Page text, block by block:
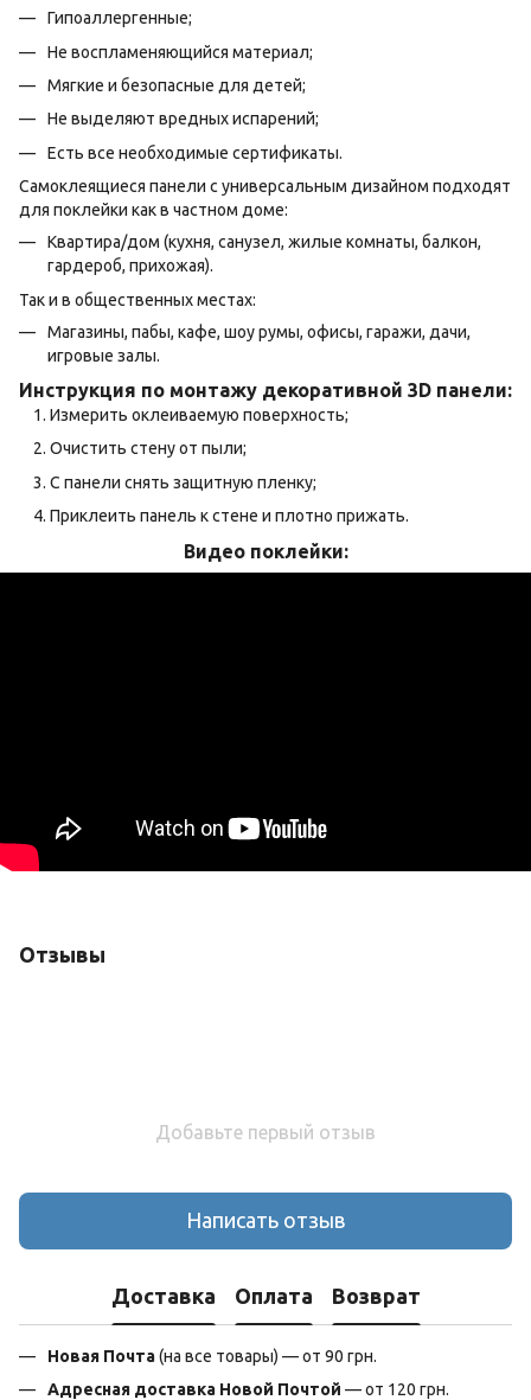
Гипоаллергенные;
Не воспламеняющийся материал;
Мягкие и безопасные для детей;
Не выделяют вредных испарений;
Есть все необходимые сертификаты.
Самоклеящиеся панели с универсальным дизайном подходят
для поклейки как в частном доме:
Квартира/дом (кухня, санузел, жилые комнаты, балкон,
гардероб, прихожая).
Так и в общественных местах:
Магазины, пабы, кафе, шоу румы, офисы, гаражи, дачи,
игровые залы.
Инструкция по монтажу декоративной 3D панели:
Измерить оклеиваемую поверхность;
Очистить стену от пыли;
С панели снять защитную пленку;
Приклеить панель к стене и плотно прижать.
Видео поклейки:
Отзывы
Добавьте первый отзыв
Написать отзыв
Доставка Оплата Возврат
Новая Почта(на все товары) — от 90 грн.
Адресная доставка Новой Почтой — от 120 грн.